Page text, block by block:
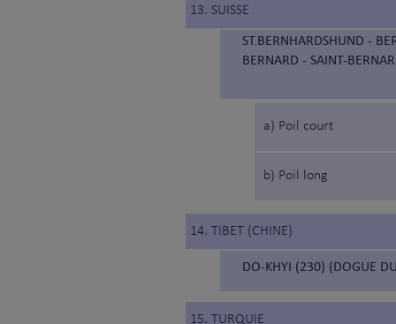
13. SUISSE
ST.BERNHARDSHUND -
BERNARD - SAINT-
a) Poil court
b) Poil long
14. TIBET (CHINE)
DO-KHYI (230) (DOGUE
15. TURQUIE